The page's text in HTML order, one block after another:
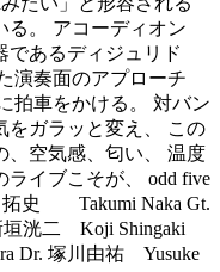
る。 アコーディオン
であるディジュリド
演奏面のアプローチ
拍車をかける。 対バン
をガラッと変え、 この
、空気感、匂い、 温度
イブこそが、 odd five
拓史 Takumi Naka Gt.
垣洸二 Koji Shingaki
Dr. 塚川由祐 Yusuke